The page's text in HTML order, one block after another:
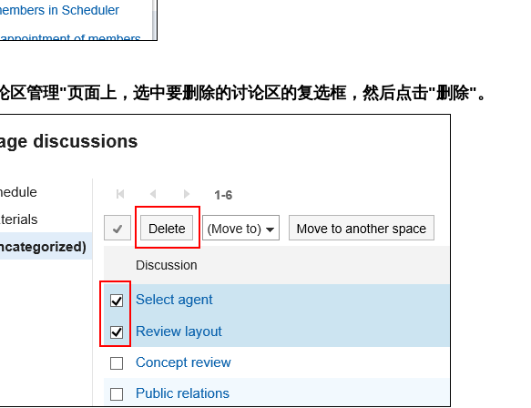
区管理"页面上，选中要删除的讨论区的复选框，然后点击"删除"。